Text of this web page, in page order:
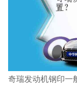
奇瑞发动机钢印一